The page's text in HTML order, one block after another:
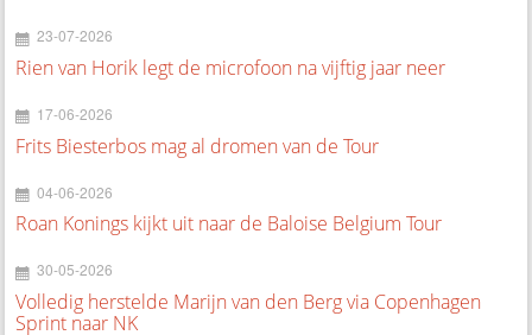
23-07-2026
Rien van Horik legt de microfoon na vijftig jaar neer
17-06-2026
Frits Biesterbos mag al dromen van de Tour
04-06-2026
Roan Konings kijkt uit naar de Baloise Belgium Tour
30-05-2026
Volledig herstelde Marijn van den Berg via Copenhagen
Sprint naar NK